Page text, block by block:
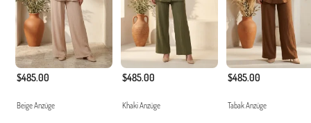
$485.00
Beige Anzüge
$485.00
Khaki Anzüge
$485.00
Tabak Anzüge